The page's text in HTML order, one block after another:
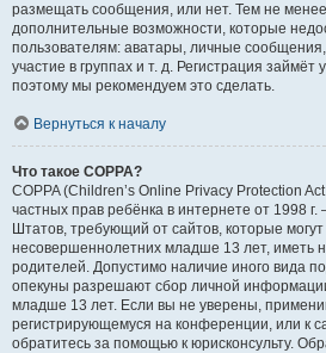
размещать сообщения, или нет. Тем не
дополнительные возможности, которые
пользователям: аватары, личные
участие в группах и т. д. Регистрация займёт
поэтому мы рекомендуем это сделать.
Вернуться к началу
Что такое COPPA?
COPPA (Children’s Online Privacy Protection
частных прав ребёнка в интернете от 1998
Штатов, требующий от сайтов, которые
несовершеннолетних младше 13 лет, иметь
родителей. Допустимо наличие иного вида
опекуны разрешают сбор личной
младше 13 лет. Если вы не уверены,
регистрирующемуся на конференции, или к
обратитесь за помощью к юрисконсульту.